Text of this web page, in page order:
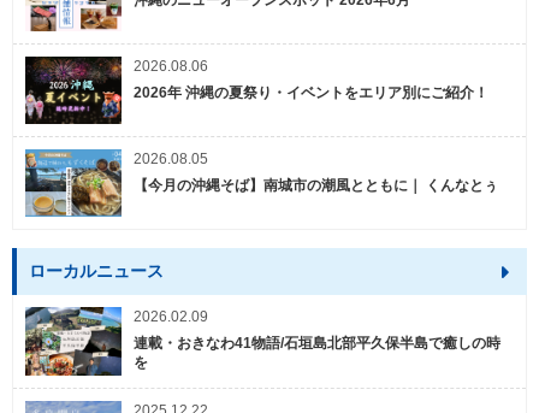
2026.08.06
2026年 沖縄の夏祭り・イベントをエリア別にご紹介！
2026.08.05
【今月の沖縄そば】南城市の潮風とともに｜ くんなとぅ
ローカルニュース
2026.02.09
連載・おきなわ41物語/石垣島北部平久保半島で癒しの時
を